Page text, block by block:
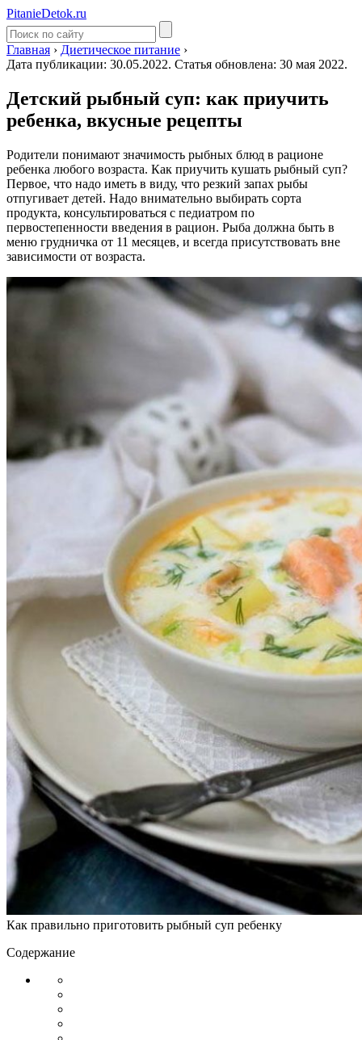
PitanieDetok.ru
Главная › Диетическое питание ›
Дата публикации: 30.05.2022. Статья обновлена: 30 мая 2022.
Детский рыбный суп: как приучить
ребенка, вкусные рецепты
Родители понимают значимость рыбных блюд в рационе
ребенка любого возраста. Как приучить кушать рыбный суп?
Первое, что надо иметь в виду, что резкий запах рыбы
отпугивает детей. Надо внимательно выбирать сорта
продукта, консультироваться с педиатром по
первостепенности введения в рацион. Рыба должна быть в
меню грудничка от 11 месяцев, и всегда присутствовать вне
зависимости от возраста.
Как правильно приготовить рыбный суп ребенку
Содержание